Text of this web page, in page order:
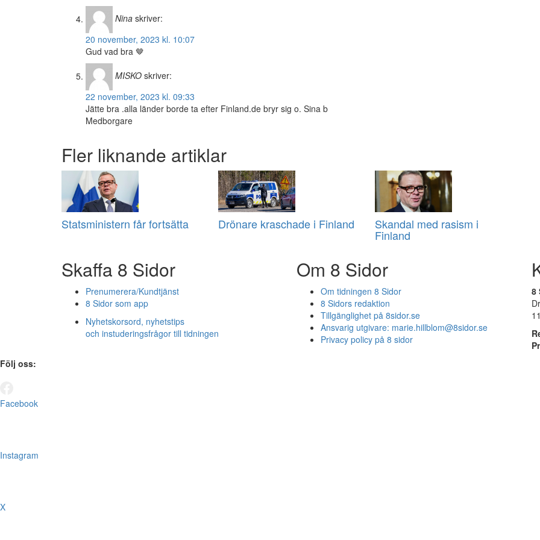
Nina skriver:
20 november, 2023 kl. 10:07
Gud vad bra 🤎
MISKO skriver:
22 november, 2023 kl. 09:33
Jätte bra .alla länder borde ta efter Finland.de bryr sig o. Sina b
Medborgare
Fler liknande artiklar
Statsministern får fortsätta Drönare kraschade i Finland Skandal med rasism i
Finland
Skaffa 8 Sidor
Prenumerera/Kundtjänst
8 Sidor som app
Nyhetskorsord, nyhetstips
och instuderingsfrågor till tidningen
Om 8 Sidor
Om tidningen 8 Sidor
8 Sidors redaktion
Tillgänglighet på 8sidor.se
Ansvarig utgivare: marie.hillblom@8sidor.se
Privacy policy på 8 sidor
8
Följ oss:
Facebook
Instagram
X